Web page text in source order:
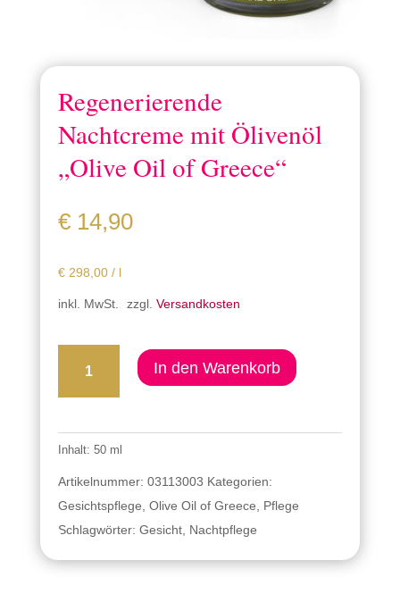
Regenerierende
Nachtcreme mit Ölivenöl
„Olive Oil of Greece“
€14,90
€298,00/ l
inkl. MwSt. zzgl. Versandkosten
Regenerierende
Nachtcreme
„Olive
Oil
of
Greece“
In den Warenkorb
Inhalt: 50 ml
Artikelnummer: 03113003 Kategorien:
Gesichtspflege, Olive Oil of Greece, Pflege
Schlagwörter: Gesicht, Nachtpflege